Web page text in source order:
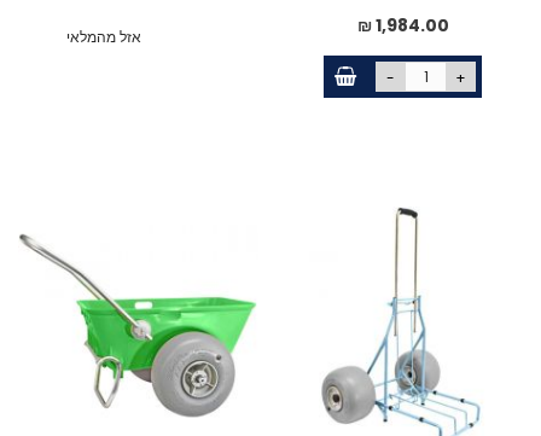
1,984.00 ₪
- +
אזל מהמלאי